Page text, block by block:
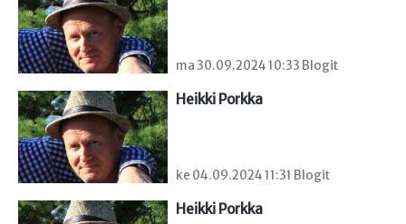
ma 30.09.2024 10:33 Blogit
Heikki Porkka
ke 04.09.2024 11:31 Blogit
Heikki Porkka